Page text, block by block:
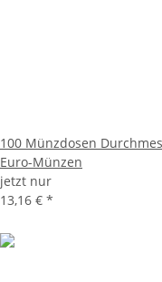
100 Münzdosen
Euro-Münzen
jetzt nur
13,16 € *